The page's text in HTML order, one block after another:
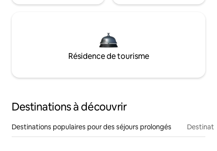
Résidence de tourisme
Destinations à découvrir
Destinations populaires pour des séjours prolongés